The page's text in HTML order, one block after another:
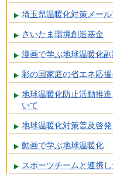
埼玉県温暖化対策メー
さいたま環境創造基金
漫画で学ぶ地球温暖化
彩の国家庭の省エネ応
地球温暖化防止活動推
いて
地球温暖化対策普及啓
動画で学ぶ地球温暖化
スポーツチームと連携